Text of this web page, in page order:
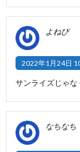
よねぴ
2022年1月24日
サンライズじゃな
なちなち